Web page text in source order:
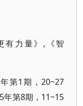
有力量》,《智
第1期，20~27
年第8期，11~15